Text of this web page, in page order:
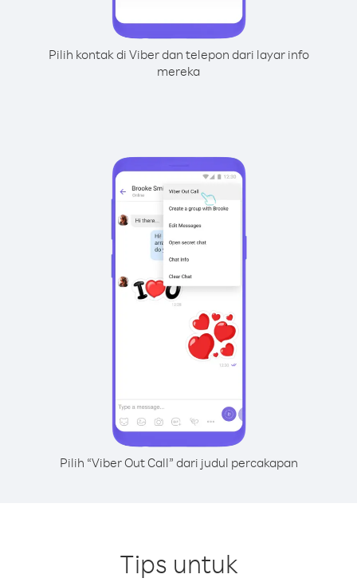
Pilih kontak di Viber dan telepon dari layar info
mereka
Pilih “Viber Out Call” dari judul percakapan
Tips untuk